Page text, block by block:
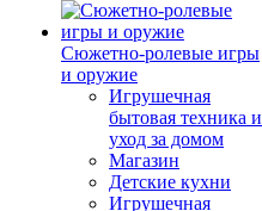
Сюжетно-ролевые игры
и оружие
Игрушечная
бытовая техника и
уход за домом
Магазин
Детские кухни
Игрушечная